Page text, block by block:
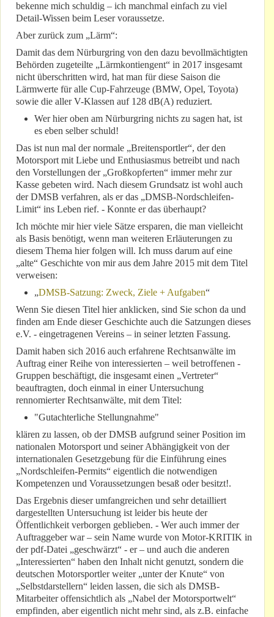
bekenne mich schuldig – ich manchmal einfach zu viel
Detail-Wissen beim Leser voraussetze.
Aber zurück zum „Lärm“:
Damit das dem Nürburgring von den dazu bevollmächtigten
Behörden zugeteilte „Lärmkontiengent“ in 2017 insgesamt
nicht überschritten wird, hat man für diese Saison die
Lärmwerte für alle Cup-Fahrzeuge (BMW, Opel, Toyota)
sowie die aller V-Klassen auf 128 dB(A) reduziert.
Wer hier oben am Nürburgring nichts zu sagen hat, ist
es eben selber schuld!
Das ist nun mal der normale „Breitensportler“, der den
Motorsport mit Liebe und Enthusiasmus betreibt und nach
den Vorstellungen der „Großkopferten“ immer mehr zur
Kasse gebeten wird. Nach diesem Grundsatz ist wohl auch
der DMSB verfahren, als er das „DMSB-Nordschleifen-
Limit“ ins Leben rief. - Konnte er das überhaupt?
Ich möchte mir hier viele Sätze ersparen, die man vielleicht
als Basis benötigt, wenn man weiteren Erläuterungen zu
diesem Thema hier folgen will. Ich muss darum auf eine
„alte“ Geschichte von mir aus dem Jahre 2015 mit dem Titel
verweisen:
„DMSB-Satzung: Zweck, Ziele + Aufgaben“
Wenn Sie diesen Titel hier anklicken, sind Sie schon da und
finden am Ende dieser Geschichte auch die Satzungen dieses
e.V. - eingetragenen Vereins – in seiner letzten Fassung.
Damit haben sich 2016 auch erfahrene Rechtsanwälte im
Auftrag einer Reihe von interessierten – weil betroffenen -
Gruppen beschäftigt, die insgesamt einen „Vertreter“
beauftragten, doch einmal in einer Untersuchung
rennomierter Rechtsanwälte, mit dem Titel:
"Gutachterliche Stellungnahme"
klären zu lassen, ob der DMSB aufgrund seiner Position im
nationalen Motorsport und seiner Abhängigkeit von der
internationalen Gesetzgebung für die Einführung eines
„Nordschleifen-Permits“ eigentlich die notwendigen
Kompetenzen und Voraussetzungen besaß oder besitzt!.
Das Ergebnis dieser umfangreichen und sehr detailliert
dargestellten Untersuchung ist leider bis heute der
Öffentlichkeit verborgen geblieben. - Wer auch immer der
Auftraggeber war – sein Name wurde von Motor-KRITIK in
der pdf-Datei „geschwärzt“ - er – und auch die anderen
„Interessierten“ haben den Inhalt nicht genutzt, sondern die
deutschen Motorsportler weiter „unter der Knute“ von
„Selbstdarstellern“ leiden lassen, die sich als DMSB-
Mitarbeiter offensichtlich als „Nabel der Motorsportwelt“
empfinden, aber eigentlich nicht mehr sind, als z.B. einfache